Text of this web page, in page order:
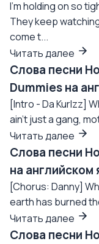
I'm holding on so
They keep
come t...
Читать далее
Слова песни
Dummies на
[Intro - Da Kurlzz]
ain't just a gang,
Читать далее
Слова песни
на английском
[Chorus: Danny]
earth has burned
Читать далее
Слова песни